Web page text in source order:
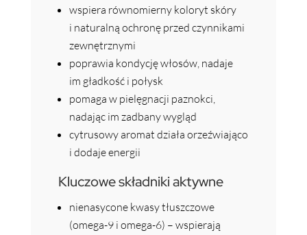
wspiera równomierny koloryt skóry
i naturalną ochronę przed czynnikami
zewnętrznymi
poprawia kondycję włosów, nadaje
im gładkość i połysk
pomaga w pielęgnacji paznokci,
nadając im zadbany wygląd
cytrusowy aromat działa orzeźwiająco
i dodaje energii
Kluczowe składniki aktywne
nienasycone kwasy tłuszczowe
(omega-9 i omega-6) – wspierają